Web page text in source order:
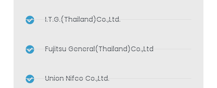
I.T.G.(Thailand)Co.,Ltd.
Fujitsu General(Thailand)Co.,Ltd
Union Nifco Co.,Ltd.